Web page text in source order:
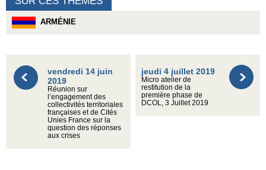
ARMÉNIE
vendredi 14 juin
2019
Réunion sur
l’engagement des
collectivités territoriales
françaises et de Cités
Unies France sur la
question des réponses
aux crises
jeudi 4 juillet 2019
Micro atelier de
restitution de la
première phase de
DCOL, 3 Juillet 2019